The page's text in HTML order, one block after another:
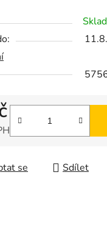
se Sdílet